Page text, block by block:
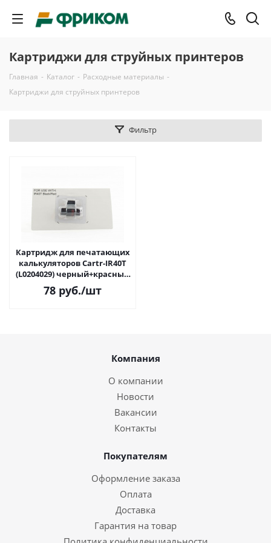
Картриджи для струйных принтеров
Главная - Каталог - Расходные материалы -
Картриджи для струйных принтеров
Фильтр
Картридж для печатающих
калькуляторов Cartr-IR40T
(L0204029) черный+красный
аналог IR 40 T
78 руб./шт
Компания
О компании
Новости
Вакансии
Контакты
Покупателям
Оформление заказа
Оплата
Доставка
Гарантия на товар